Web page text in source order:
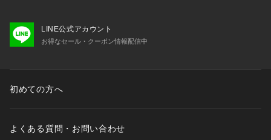
LINE公式アカウント
お得なセール・クーポン情報配信中
初めての方へ
よくある質問・お問い合わせ